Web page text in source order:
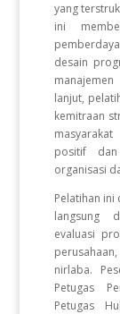
yang
ini
desain
lanjut,
kemitraan
positif dan
organisasi
Pelatihan
langsung
evaluasi
nirlaba.
Petugas
Petugas